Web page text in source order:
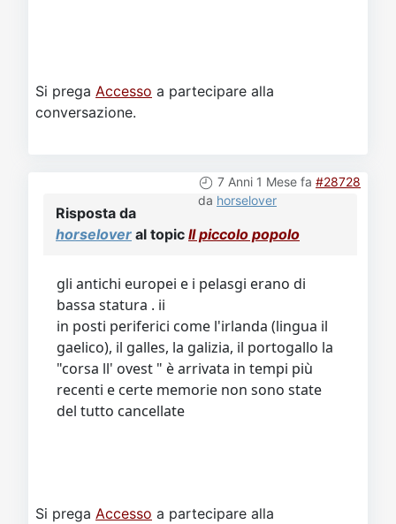
Si prega Accesso a partecipare alla
conversazione.
7 Anni 1 Mese fa #28728
da horselover
Risposta da
horselover al topic Il piccolo popolo
gli antichi europei e i pelasgi erano di
bassa statura . ii
in posti periferici come l'irlanda (lingua il
gaelico), il galles, la galizia, il portogallo la
"corsa ll' ovest " è arrivata in tempi più
recenti e certe memorie non sono state
del tutto cancellate
Si prega Accesso a partecipare alla